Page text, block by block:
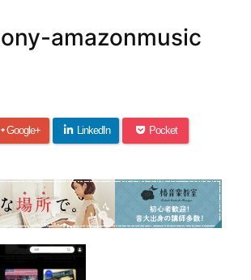
amazonmusic
Google+ LinkedIn Pocket